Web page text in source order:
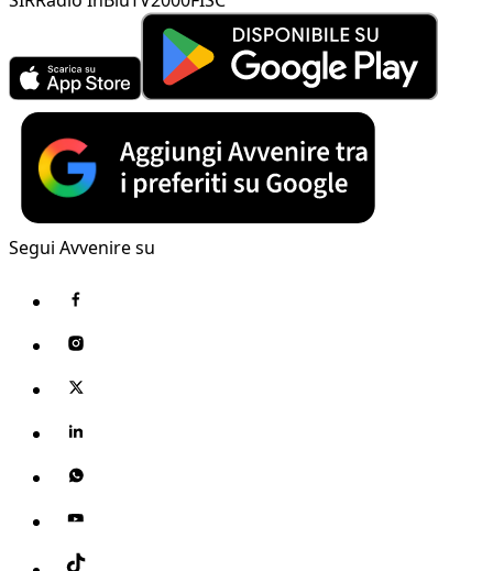
Segui Avvenire su